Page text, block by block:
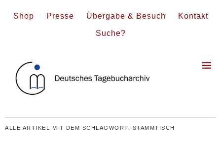
Shop Presse Übergabe & Besuch Kontakt
Suche?
ALLE ARTIKEL MIT DEM SCHLAGWORT: STAMMTISCH